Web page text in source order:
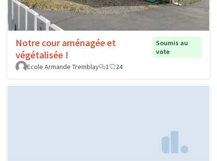
Notre cour aménagée et
végétalisée !
Soumis au
vote
Ecole Armande Tremblay
1 24